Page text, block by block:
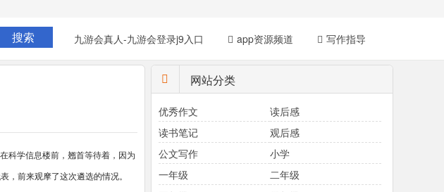
九游会真人-九游会登录j9入口 app资源频道 写作指导
科学信息楼前，翘首等待着，因为
，前来观摩了这次遴选的情况。
网站分类
优秀作文
读后感
读书笔记
观后感
公文写作
小学
一年级
二年级